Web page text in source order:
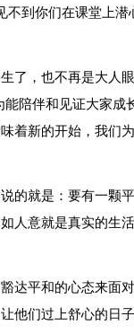
不到你们在课堂上潜
了，也不再是大人
陪伴和见证大家成
着新的开始，我们
的就是：要有一颗
人意就是真实的生
达平和的心态来面
他们过上舒心的日